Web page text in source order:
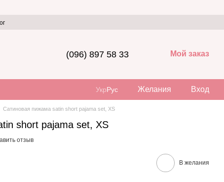
(096) 897 58 33 Мой заказ
УкрРус Желания Вход
Сатиновая пижама satin short pajama set, XS
short pajama set, XS
отзыв
В желания